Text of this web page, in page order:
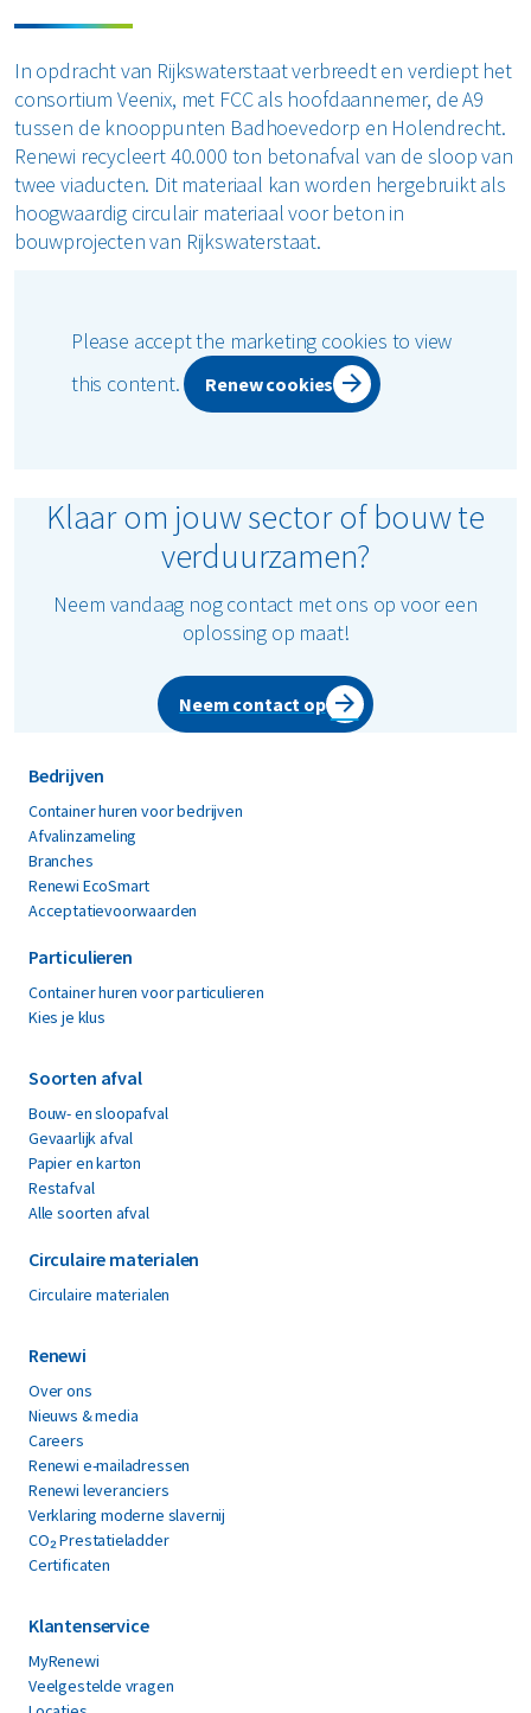
In opdracht van Rijkswaterstaat verbreedt en verdiept het
consortium Veenix, met FCC als hoofdaannemer, de A9
tussen de knooppunten Badhoevedorp en Holendrecht.
Renewi recycleert 40.000 ton betonafval van de sloop van
twee viaducten. Dit materiaal kan worden hergebruikt als
hoogwaardig circulair materiaal voor beton in
bouwprojecten van Rijkswaterstaat.
Please accept the marketing cookies to view
this content.
Renew cookies
Klaar om jouw sector of bouw te
verduurzamen?
Neem vandaag nog contact met ons op voor een
oplossing op maat!
Neem contact op
Bedrijven
Container huren voor bedrijven
Afvalinzameling
Branches
Renewi EcoSmart
Acceptatievoorwaarden
Particulieren
Container huren voor particulieren
Kies je klus
Soorten afval
Bouw- en sloopafval
Gevaarlijk afval
Papier en karton
Restafval
Alle soorten afval
Circulaire materialen
Circulaire materialen
Renewi
Over ons
Nieuws & media
Careers
Renewi e-mailadressen
Renewi leveranciers
Verklaring moderne slavernij
CO₂ Prestatieladder
Certificaten
Klantenservice
MyRenewi
Veelgestelde vragen